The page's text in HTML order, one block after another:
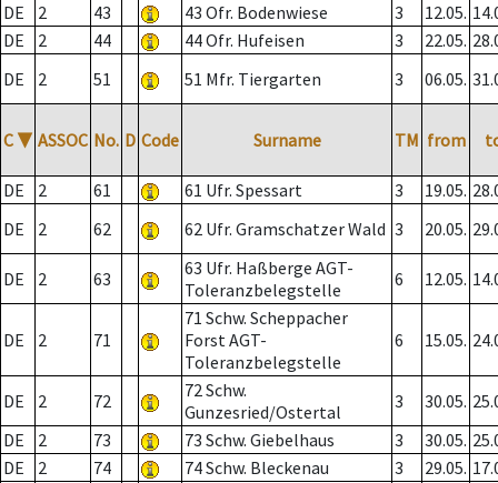
DE
2 43 43 Ofr. Bodenwiese 3 12.05.
DE
2 44 44 Ofr. Hufeisen 3 22.05.
DE
2 51 51 Mfr. Tiergarten 3 06.05.
C ▼ ASSOC No. D Code Surname TM from
DE 2 61 61 Ufr. Spessart 3 19.05.
DE
2 62 62 Ufr. Gramschatzer Wald 3 20.05.
DE 2 63
63 Ufr. Haßberge AGT-
Toleranzbelegstelle
6 12.05.
DE 2 71
71 Schw. Scheppacher
Forst AGT-
Toleranzbelegstelle
6 15.05.
DE 2 72
72 Schw.
Gunzesried/Ostertal
3 30.05.
DE
2 73 73 Schw. Giebelhaus 3 30.05.
DE
2 74 74 Schw. Bleckenau 3 29.05.